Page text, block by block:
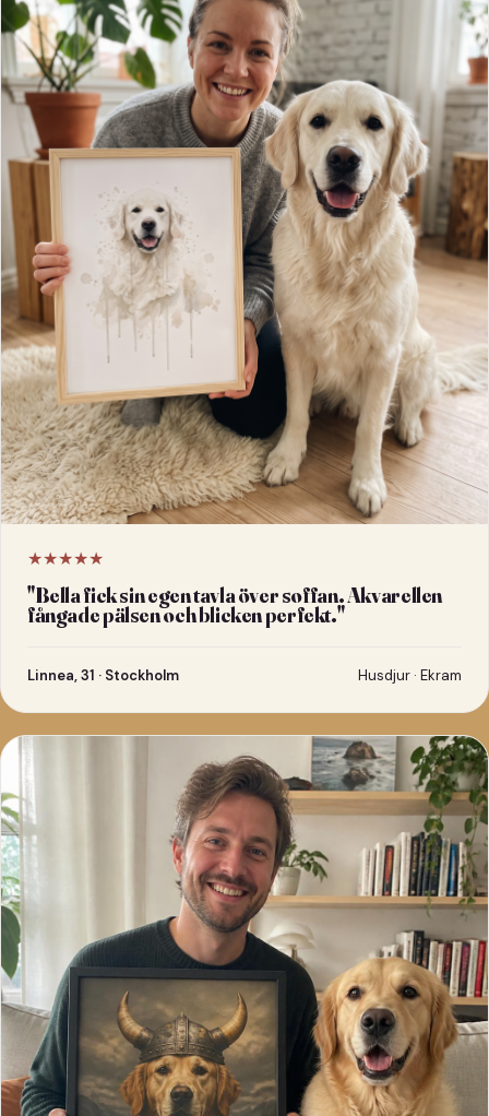
★★★★★
"Bella fick sin egen tavla över soffan. Akvarellen
fångade pälsen och blicken perfekt."
Linnea, 31 · Stockholm Husdjur · Ekram